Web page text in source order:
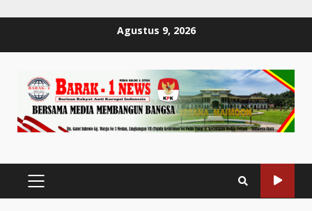
Agustus 9, 2026
PRIMARY
MENU